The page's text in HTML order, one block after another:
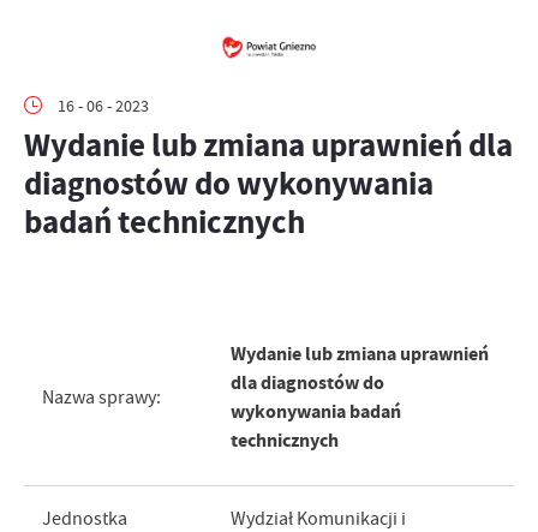
16 - 06 - 2023
Wydanie lub zmiana uprawnień dla
diagnostów do wykonywania
badań technicznych
Nazwa sprawy:
Wydanie lub zmiana uprawnień
dla diagnostów do
wykonywania badań
technicznych
Jednostka
Wydział Komunikacji i